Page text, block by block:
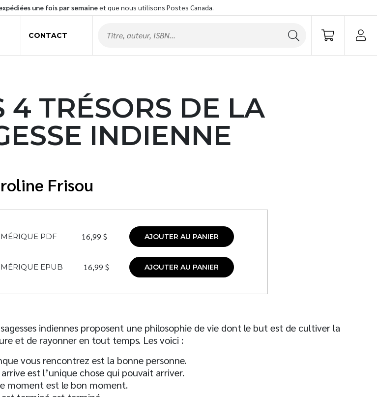
une fois par semaineet que nous utilisons Postes Canada.
CONTACT
4 TRÉSORS DE LA
INDIENNE
Frisou
PDF 16,99 $ AJOUTER AU PANIER
EPUB 16,99 $ AJOUTER AU PANIER
indiennes proposent une philosophie de vie dont le but est de cultiver la
et de rayonner en tout temps. Les voici :
vous rencontrez est la bonne personne.
est l’unique chose qui pouvait arriver.
moment est le bon moment.